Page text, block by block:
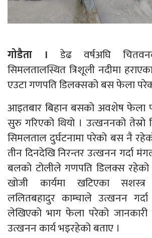
गोडैता । डेढ वर्षअघि
सिमलतालस्थित त्रिशूली नदीमा
एउटा गणपति डिलक्सको बस फेला
आइतबार बिहान बसको अवशेष फेला
सुरु गरिएको थियो । उत्खननको तेस्रो
सिमलताल दुर्घटनामा परेको बस नै
तीन दिनदेखि निरन्तर उत्खनन गर्दा
बलको टोलीले गणपति डिलक्स रहेको
खोजी कार्यमा खटिएका सशस्त्र
ललितबहादुर काम्चाले उत्खनन
लेखिएको भाग फेला परेको
उत्खनन कार्य भइरहेको बताए ।